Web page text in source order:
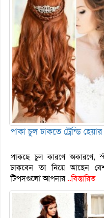
পাকা চুল ঢাকতে ট্রেন্ডি
পাকছে চুল কারণে অকারণে,
ঢাকবেন তা নিয়ে আছেন
টিপসগুলো আপনার..বিস্তারিত